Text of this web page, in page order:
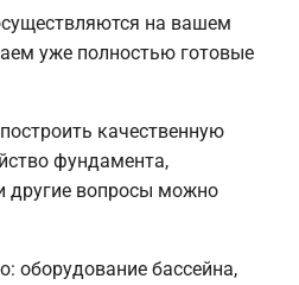
на вашем
уже полностью готовые
качественную
фундамента,
другие вопросы можно
оборудование бассейна,